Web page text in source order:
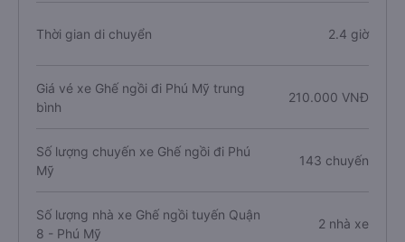
Thời gian di chuyển 2.4 giờ
Giá vé xe Ghế ngồi đi Phú Mỹ trung
bình
210.000 VNĐ
Số lượng chuyến xe Ghế ngồi đi Phú
Mỹ
143 chuyến
Số lượng nhà xe Ghế ngồi tuyến Quận
8 - Phú Mỹ
2 nhà xe